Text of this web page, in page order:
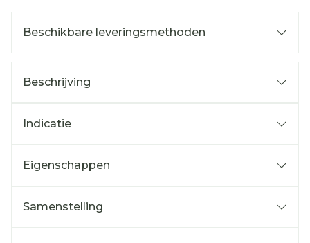
Beschikbare leveringsmethoden
Beschrijving
Indicatie
Eigenschappen
Samenstelling